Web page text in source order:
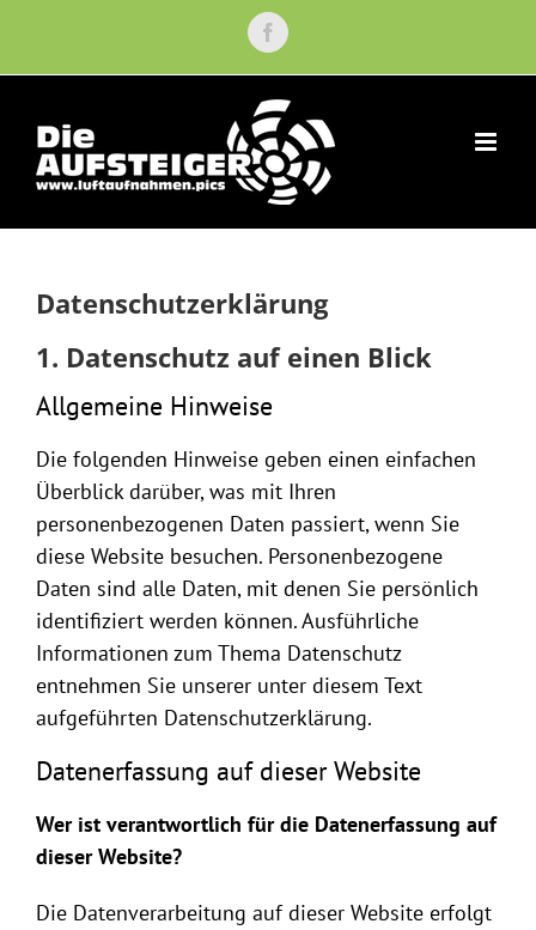
Facebook
Datenschutzerklärung
1. Datenschutz auf einen Blick
Allgemeine Hinweise
Die folgenden Hinweise geben einen einfachen
Überblick darüber, was mit Ihren
personenbezogenen Daten passiert, wenn Sie
diese Website besuchen. Personenbezogene
Daten sind alle Daten, mit denen Sie persönlich
identifiziert werden können. Ausführliche
Informationen zum Thema Datenschutz
entnehmen Sie unserer unter diesem Text
aufgeführten Datenschutzerklärung.
Datenerfassung auf dieser Website
Wer ist verantwortlich für die Datenerfassung auf
dieser Website?
Die Datenverarbeitung auf dieser Website erfolgt